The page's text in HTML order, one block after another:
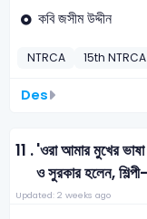
কবি জসীম উদ্দীন
NTRCA 15th
Des
11 .'ওরা আমার মুখের ভাষা
ও সুরকার হলেন, শিল্পী-
Updated: 2 weeks ago